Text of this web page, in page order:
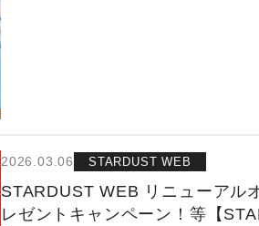
2026.03.06 STARDUST WEB
STARDUST WEB リニューアル
レゼントキャンペーン！等【